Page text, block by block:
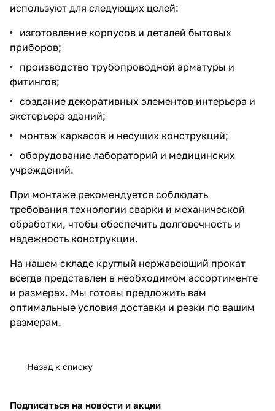
используют для следующих целей:
изготовление корпусов и деталей бытовых
приборов;
производство трубопроводной арматуры и
фитингов;
создание декоративных элементов интерьера и
экстерьера зданий;
монтаж каркасов и несущих конструкций;
оборудование лабораторий и медицинских
учреждений.
При монтаже рекомендуется соблюдать
требования технологии сварки и механической
обработки, чтобы обеспечить долговечность и
надежность конструкции.
На нашем складе круглый нержавеющий прокат
всегда представлен в необходимом ассортименте
и размерах. Мы готовы предложить вам
оптимальные условия доставки и резки по вашим
размерам.
Назад к списку
Подписаться на новости и акции